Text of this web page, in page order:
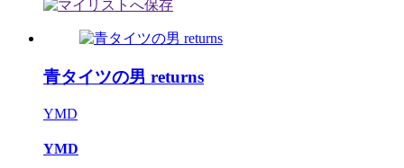
青タイツの男 returns
YMD
YMD